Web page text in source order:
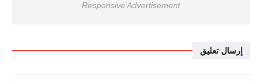
Responsive Advertisement
إرسال تعليق